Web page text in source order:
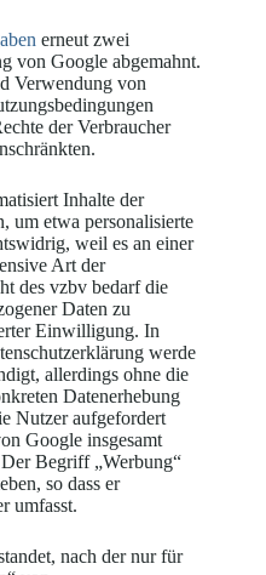
erneut zwei
von Google abgemahnt.
Verwendung von
der Verbraucher
Inhalte der
um etwa personalisierte
weil es an einer
Art der
des vzbv bedarf die
Daten zu
Einwilligung. In
werde
allerdings ohne die
Datenerhebung
Nutzer aufgefordert
Google insgesamt
Begriff „Werbung“
so dass er
umfasst.
nach der nur für